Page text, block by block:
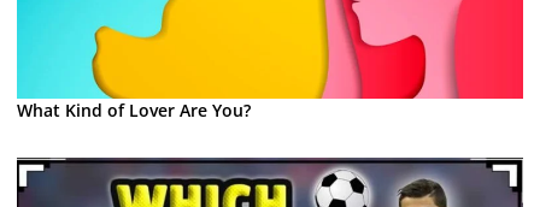
What Kind of Lover Are You?